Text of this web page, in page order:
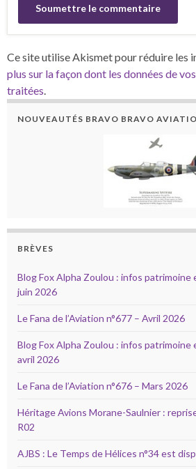
Ce site utilise Akismet pour réduire les
plus sur la façon dont les données de
traitées
NOUVEAUTÉS BRAVO BRAVO
BRÈVES
Blog Fox Alpha Zoulou : infos patrimoine
juin 2026
Le Fana de l’Aviation n°677 – Avril 2026
Blog Fox Alpha Zoulou : infos patrimoine
avril 2026
Le Fana de l’Aviation n°676 – Mars 2026
Héritage Avions Morane-Saulnier :
R02
AJBS : Le Temps de Hélices n°34 est